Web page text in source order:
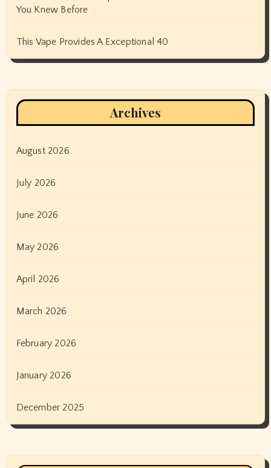
You Knew Before
This Vape Provides A Exceptional 40
Archives
August 2026
July 2026
June 2026
May 2026
April 2026
March 2026
February 2026
January 2026
December 2025